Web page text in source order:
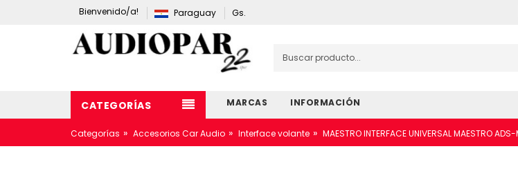
Bienvenido/a! Paraguay Gs.
CATEGORÍAS MARCAS INFORMACIÓN
Categorías » Accesorios Car Audio » Interface volante » MAESTRO INTERFACE UNIVERSAL MAESTRO ADS-